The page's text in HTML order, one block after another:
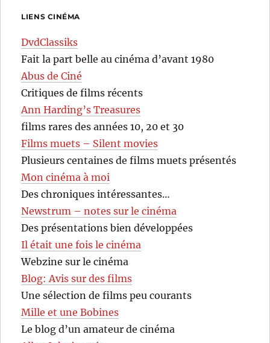
LIENS CINÉMA
DvdClassiks
Fait la part belle au cinéma d’avant 1980
Abus de Ciné
Critiques de films récents
Ann Harding’s Treasures
films rares des années 10, 20 et 30
Films muets – Silent movies
Plusieurs centaines de films muets présentés
Mon cinéma à moi
Des chroniques intéressantes…
Newstrum – notes sur le cinéma
Des présentations bien développées
Il était une fois le cinéma
Webzine sur le cinéma
Blog: Avis sur des films
Une sélection de films peu courants
Mille et une Bobines
Le blog d’un amateur de cinéma